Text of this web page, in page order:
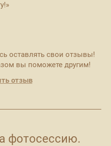
оставлять свои отзывы!
вы поможете другим!
отзыв
фотосессию.